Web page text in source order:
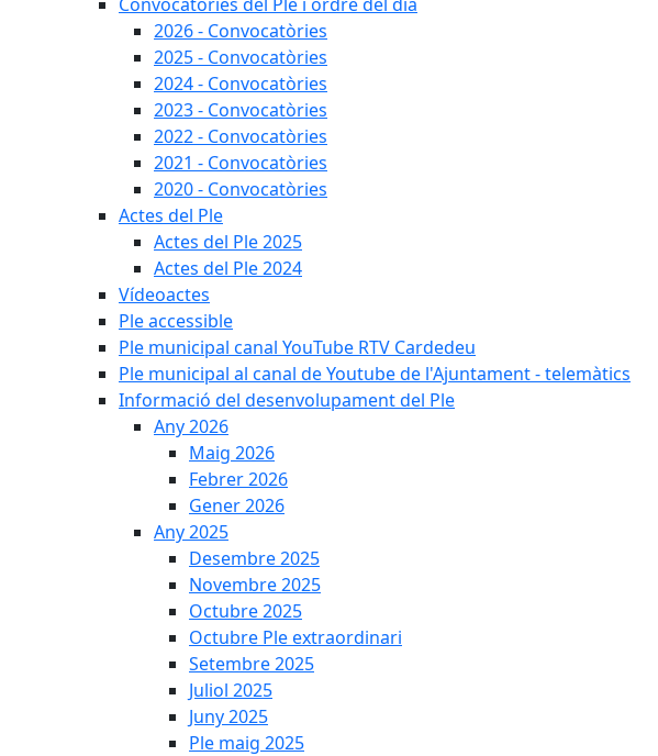
2026 - Convocatòries
2025 - Convocatòries
2024 - Convocatòries
2023 - Convocatòries
2022 - Convocatòries
2021 - Convocatòries
2020 - Convocatòries
Actes del Ple
Actes del Ple 2025
Actes del Ple 2024
Vídeoactes
Ple accessible
Ple municipal canal YouTube RTV Cardedeu
Ple municipal al canal de Youtube de l'Ajuntament - telemàtics
Informació del desenvolupament del Ple
Any 2026
Maig 2026
Febrer 2026
Gener 2026
Any 2025
Desembre 2025
Novembre 2025
Octubre 2025
Octubre Ple extraordinari
Setembre 2025
Juliol 2025
Juny 2025
Ple maig 2025